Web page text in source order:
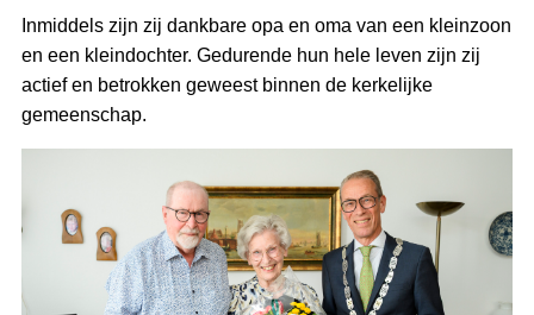
Inmiddels zijn zij dankbare opa en oma van een kleinzoon
en een kleindochter. Gedurende hun hele leven zijn zij
actief en betrokken geweest binnen de kerkelijke
gemeenschap.